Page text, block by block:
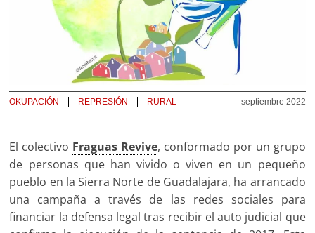
septiembre 2022
OKUPACIÓN REPRESIÓN RURAL
El colectivo Fraguas Revive, conformado por un grupo
de personas que han vivido o viven en un pequeño
pueblo en la Sierra Norte de Guadalajara, ha arrancado
una campaña a través de las redes sociales para
financiar la defensa legal tras recibir el auto judicial que